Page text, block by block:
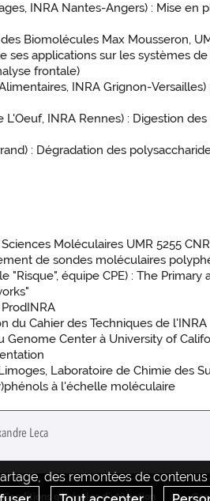
INRA Nantes-Angers) : Mise
Biomolécules Max Mousseron,
applications sur les systèmes
frontale)
INRA Grignon-
INRA Rennes) : Digestion
: Dégradation des
Moléculaires UMR 5255
de sondes moléculaires
"Risque", équipe CPE) : The
du Cahier des Techniques de l'INRA
Center à University of
Laboratoire de Chimie des
à l'échelle moléculaire
Leca
des remontées de
Conditions générales d'utilisation